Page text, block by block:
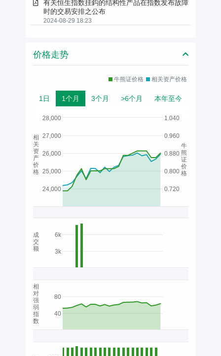
有关恒生指数挂鈎的结构性产品在指数发布故障
时的交易安排之公布
2024-08-29 18:23
价格走势
牛熊证价格 相关资产价格
1日 1个月 3个月 >6个月 本年至今
24,000
25,000
26,000
27,000
28,000
0.720
0.960
0.800
0.880
1.040
3k
6k
40
80
相
关
资
产
价
格
牛
熊
证
价
格
成
交
额
相
对
强
弱
指
数